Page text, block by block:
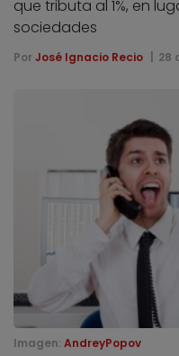
que tributa al 1%, en
sociedades
Por José Ignacio Recio 28
Imagen: AndreyPopov